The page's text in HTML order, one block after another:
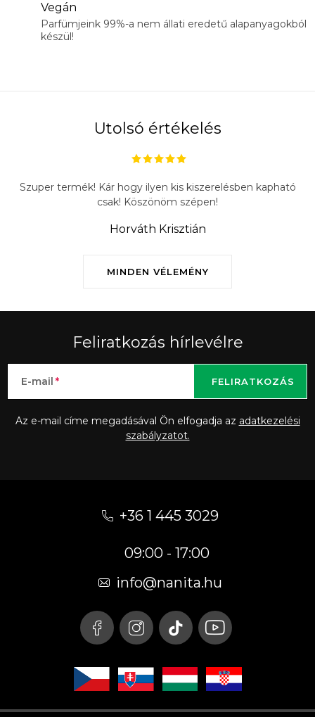
Vegán
Parfümjeink 99%-a nem állati eredetű alapanyagokból
készül!
Utolsó értékelés
MINDEN VÉLEMÉNY
Szuper termék! Kár hogy ilyen kis kiszerelésben kapható
csak! Köszönöm szépen!
Horváth Krisztián
Feliratkozás hírlevélre
E-mail
Az e-mail címe megadásával Ön elfogadja az adatkezelési
szabályzatot.
FELIRATKOZÁS
+36 1 445 3029
09:00 - 17:00
info@nanita.hu